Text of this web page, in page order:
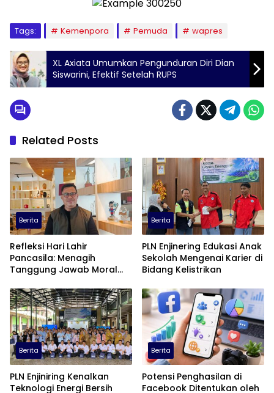
Tags: Kemenpora Pemuda wapres
XL Axiata Umumkan Pengunduran Diri Dian
Siswarini, Efektif Setelah RUPS
Related Posts
Berita
Refleksi Hari Lahir
Pancasila: Menagih
Tanggung Jawab Moral
Berita
PLN Enjinering Edukasi Anak
Sekolah Mengenai Karier di
Bidang Kelistrikan
Berita
PLN Enjiniring Kenalkan
Teknologi Energi Bersih
Berita
Potensi Penghasilan di
Facebook Ditentukan oleh